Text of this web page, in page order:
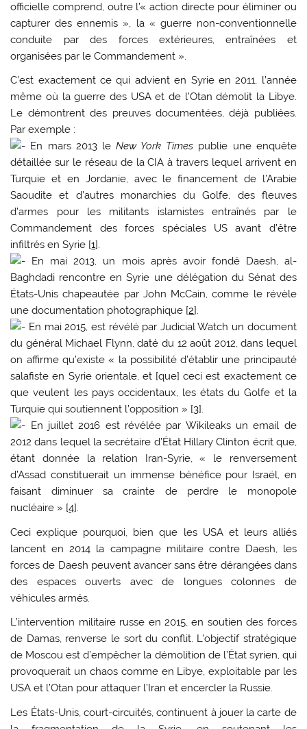
officielle comprend, outre l’« action directe pour éliminer ou
capturer des ennemis », la « guerre non-conventionnelle
conduite par des forces extérieures, entraînées et
organisées par le Commandement ».
C’est exactement ce qui advient en Syrie en 2011, l’année
même où la guerre des USA et de l’Otan démolit la Libye.
Le démontrent des preuves documentées, déjà publiées.
Par exemple :
En mars 2013 le New York Times publie une enquête
détaillée sur le réseau de la CIA à travers lequel arrivent en
Turquie et en Jordanie, avec le financement de l’Arabie
Saoudite et d’autres monarchies du Golfe, des fleuves
d’armes pour les militants islamistes entraînés par le
Commandement des forces spéciales US avant d’être
infiltrés en Syrie [1].
En mai 2013, un mois après avoir fondé Daesh, al-
Baghdadi rencontre en Syrie une délégation du Sénat des
États-Unis chapeautée par John McCain, comme le révèle
une documentation photographique [2].
En mai 2015, est révélé par Judicial Watch un document
du général Michael Flynn, daté du 12 août 2012, dans lequel
on affirme qu’existe « la possibilité d’établir une principauté
salafiste en Syrie orientale, et [que] ceci est exactement ce
que veulent les pays occidentaux, les états du Golfe et la
Turquie qui soutiennent l’opposition » [3].
En juillet 2016 est révélée par Wikileaks un email de
2012 dans lequel la secrétaire d’État Hillary Clinton écrit que,
étant donnée la relation Iran-Syrie, « le renversement
d’Assad constituerait un immense bénéfice pour Israël, en
faisant diminuer sa crainte de perdre le monopole
nucléaire » [4].
Ceci explique pourquoi, bien que les USA et leurs alliés
lancent en 2014 la campagne militaire contre Daesh, les
forces de Daesh peuvent avancer sans être dérangées dans
des espaces ouverts avec de longues colonnes de
véhicules armés.
L’intervention militaire russe en 2015, en soutien des forces
de Damas, renverse le sort du conflit. L’objectif stratégique
de Moscou est d’empêcher la démolition de l’État syrien, qui
provoquerait un chaos comme en Libye, exploitable par les
USA et l’Otan pour attaquer l’Iran et encercler la Russie.
Les États-Unis, court-circuités, continuent à jouer la carte de